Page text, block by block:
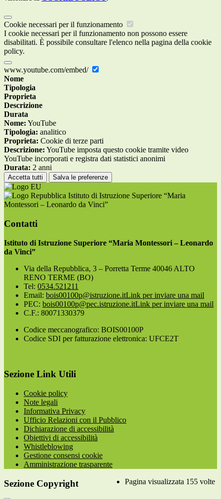
Cookie necessari per il funzionamento
I cookie necessari per il funzionamento non possono essere
disabilitati. È possibile consultare l'elenco nella pagina della cookie
policy.
www.youtube.com/embed/
Nome
Tipologia
Proprieta
Descrizione
Durata
Nome: YouTube
Tipologia: analitico
Proprieta: Cookie di terze parti
Descrizione: YouTube imposta questo cookie tramite video
YouTube incorporati e registra dati statistici anonimi
Durata: 2 anni
Accetta tutti Salva le preferenze
Istituto di Istruzione Superiore “Maria
Montessori – Leonardo da Vinci”
Contatti
Istituto di Istruzione Superiore “Maria Montessori – Leonardo
da Vinci”
Via della Repubblica, 3 – Porretta Terme 40046 ALTO
RENO TERME (BO)
Tel: 0534.521211
Email: bois00100p@istruzione.itLink per inviare una mail
PEC: bois00100p@pec.istruzione.itLink per inviare una mail
C.F.: 80071330379
Codice meccanografico: BOIS00100P
Codice SDI per fatturazione elettronica: UFCE2T
Sezione Link Utili
Cookie policy
Note legali
Informativa Privacy
Ufficio Relazioni con il Pubblico
Dichiarazione di accessibilità
Obiettivi di accessibilità
Whistleblowing
Gestione consensi cookie
Amministrazione trasparente
Pagina visualizzata 155 volte
Sezione Copyright